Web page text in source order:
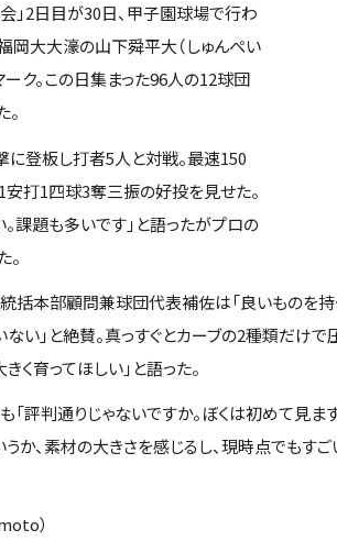
」2日目が30日、甲子園球場で行わ
岡大大濠の山下舜平大（しゅんぺい
ク。この日集まった96人の12球団
に登板し打者5人と対戦。最速150
打1四球3奪三振の好投を見せた。
課題も多いです」と語ったがプロの
。
本部顧問兼球団代表補佐は「良いものを持
ない」と絶賛。真っすぐとカーブの2種類だけ
く育ってほしい」と語った。
評判通りじゃないですか。ぼくは初めて見ま
か、素材の大きさを感じるし、現時点でもす
）